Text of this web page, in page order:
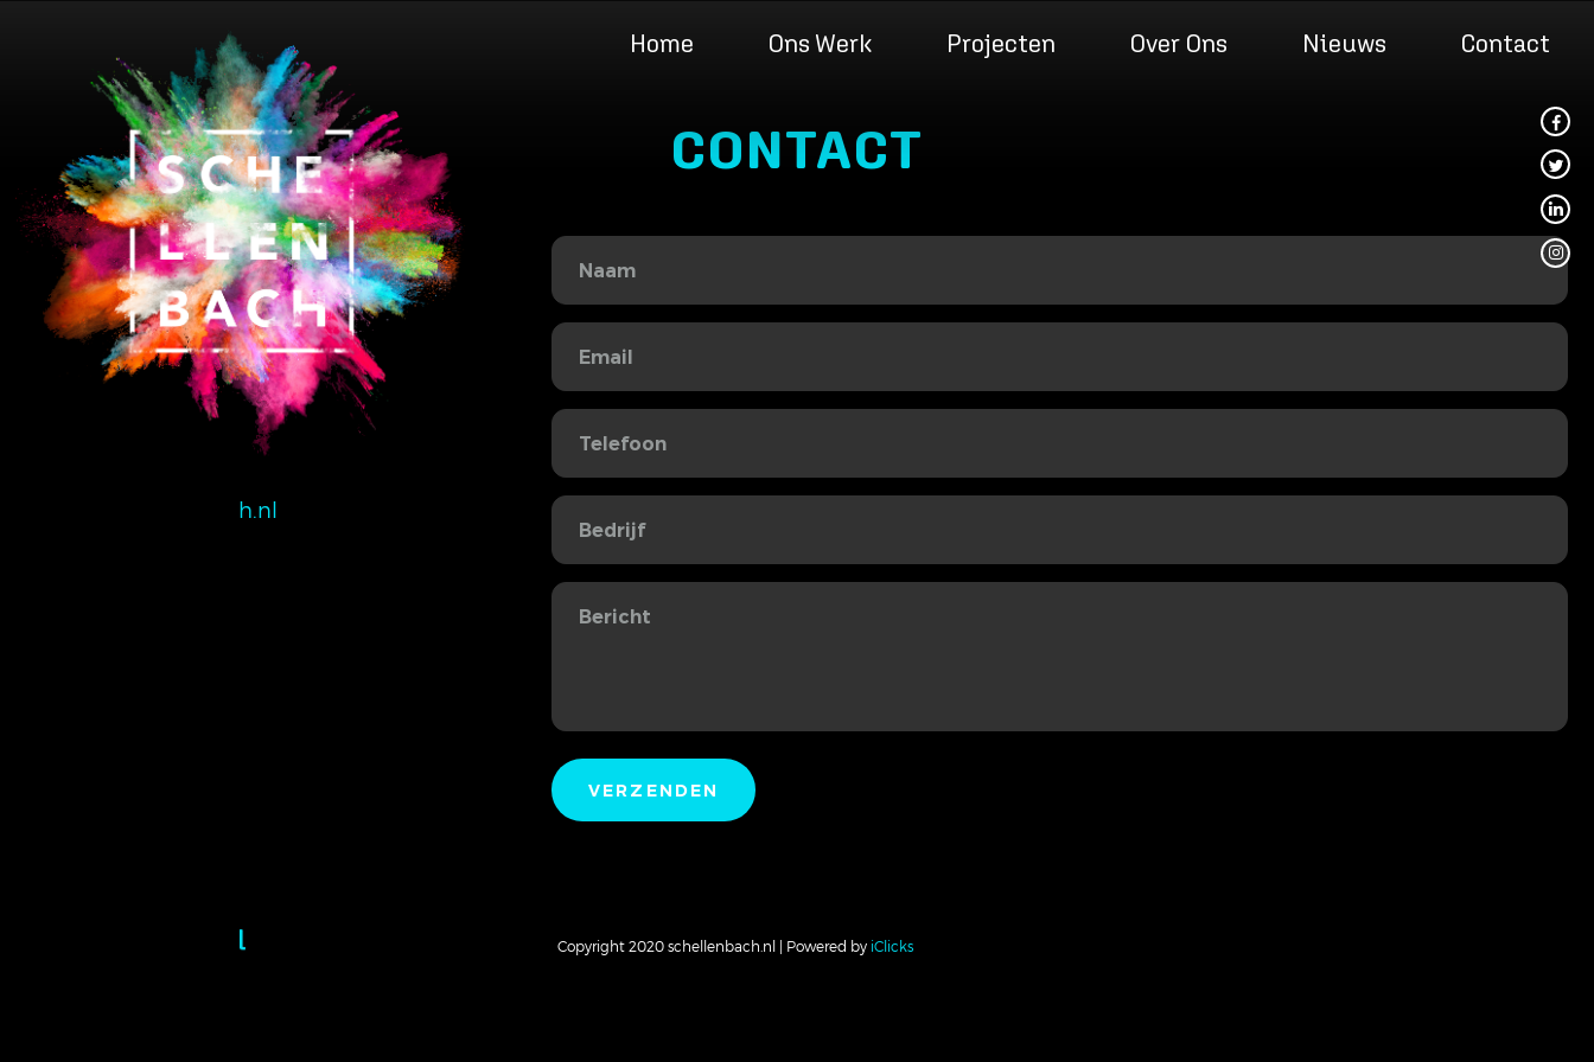
Home Ons Werk Projecten Over Ons Nieuws Contact
CONTACT
Schellenbach BV
Ind. Terrein Dombosch I
Zalmweg 1A
4941 VX Raamsdonksveer
info@schellenbach.nl
Copyright 2020 schellenbach.nl | Powered by iClicks